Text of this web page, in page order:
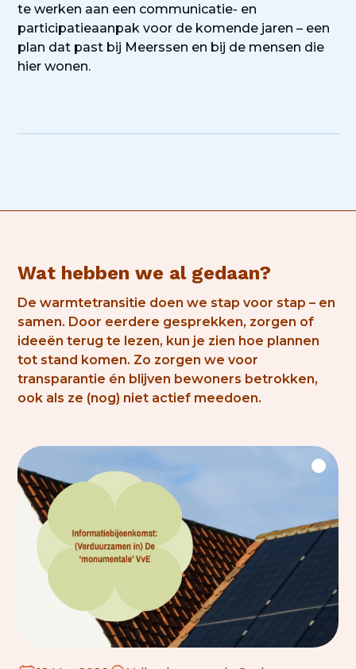
te werken aan een communicatie- en
participatieaanpak voor de komende jaren – een
plan dat past bij Meerssen en bij de mensen die
hier wonen.
Wat hebben we al gedaan?
De warmtetransitie doen we stap voor stap – en
samen. Door eerdere gesprekken, zorgen of
ideeën terug te lezen, kun je zien hoe plannen
tot stand komen. Zo zorgen we voor
transparantie én blijven bewoners betrokken,
ook als ze (nog) niet actief meedoen.